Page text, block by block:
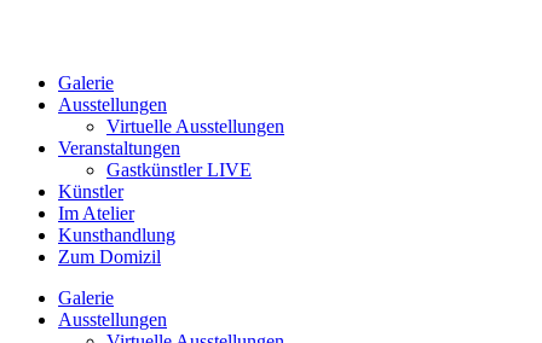
Galerie
Ausstellungen
Virtuelle Ausstellungen
Veranstaltungen
Gastkünstler LIVE
Künstler
Im Atelier
Kunsthandlung
Zum Domizil
Galerie
Ausstellungen